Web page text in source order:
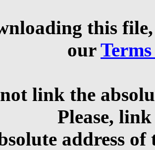
this
our
link the
Please,
address